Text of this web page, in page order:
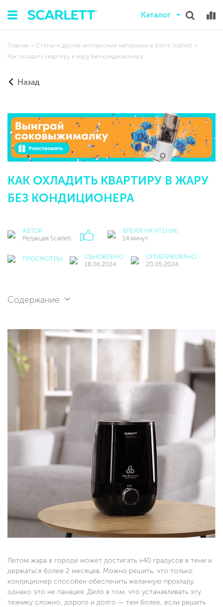
Каталог
Главная
Статьи и другие интересные материалы в блоге Scarlett
Как охладить квартиру в жару без кондиционера
Назад
КАК ОХЛАДИТЬ КВАРТИРУ В ЖАРУ
БЕЗ КОНДИЦИОНЕРА
АВТОР
Редакция Scarlett
ВРЕМЯ НА ЧТЕНИЕ
14 минут
ПРОСМОТРЫ
ОБНОВЛЕНО
18.06.2024
ОПУБЛИКОВАНО
20.05.2024
Содержание
Летом жара в городе может достигать +40 градусов в тени и
держаться более 2 месяцев. Можно решить, что только
кондиционер способен обеспечить желанную прохладу,
однако это не панацея. Дело в том, что устанавливать эту
технику сложно, дорого и долго — тем более, если решить